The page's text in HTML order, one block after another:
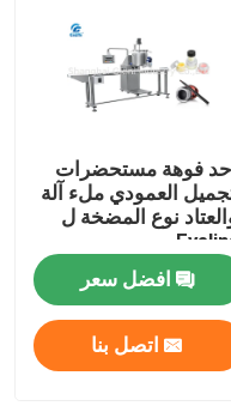
فوهة مستحضرات
العمودي ملء آلة
نوع المضخة ل
افضل سعر
اتصل بنا